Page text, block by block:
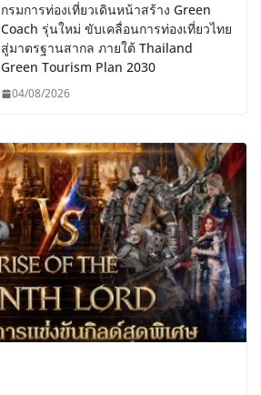
กรมการท่องเที่ยวเดินหน้าสร้าง Green
Coach รุ่นใหม่ ขับเคลื่อนการท่องเที่ยวไทย
สู่มาตรฐานสากล ภายใต้ Thailand
Green Tourism Plan 2030
04/08/2026